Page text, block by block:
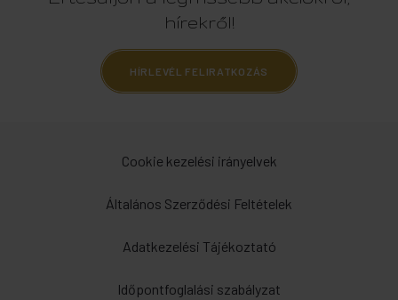
hírekről!
HÍRLEVÉL FELIRATKOZÁS
Cookie kezelési irányelvek
Általános Szerződési Feltételek
Adatkezelési Tájékoztató
Időpontfoglalási szabályzat